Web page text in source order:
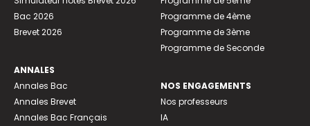
Bac 2026
Brevet 2026
ANNALES
Annales Bac
Annales Brevet
Annales Bac Français
Programme de 4ème
Programme de 3ème
Programme de Seconde
NOS ENGAGEMENTS
Nos professeurs
IA